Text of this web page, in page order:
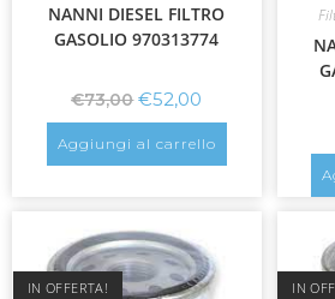
NANNI DIESEL FILTRO
GASOLIO 970313774
€73,00 €52,00
Aggiungi al carrello
IN OFFERTA! IN